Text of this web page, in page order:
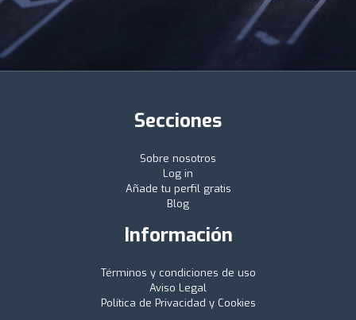
Secciones
Sobre nosotros
Log in
Añade tu perfil gratis
Blog
Información
Términos y condiciones de uso
Aviso Legal
Política de Privacidad y Cookies